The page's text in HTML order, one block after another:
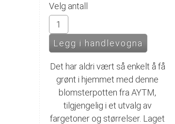
Velg antall
Det har aldri vært så enkelt å få
grønt i hjemmet med denne
blomsterpotten fra AYTM,
tilgjengelig i et utvalg av
fargetoner og størrelser. Laget